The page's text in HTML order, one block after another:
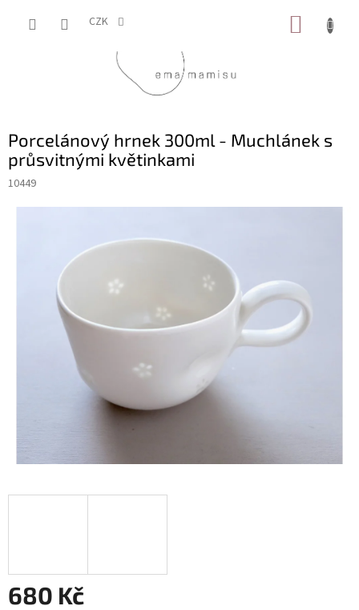
CZK
Porcelánový hrnek 300ml - Muchlánek s
průsvitnými květinkami
10449
680 Kč